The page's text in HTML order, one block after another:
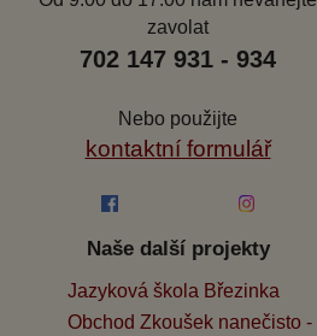
zavolat
702 147 931 - 934
Nebo použijte
kontaktní formulář
Naše další projekty
Jazyková škola Březinka
Obchod Zkoušek nanečisto -